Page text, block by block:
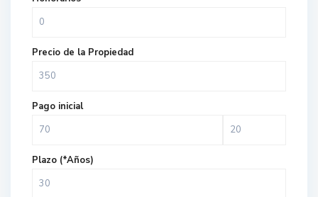
Precio de la Propiedad
Pago inicial
Plazo (*Años)